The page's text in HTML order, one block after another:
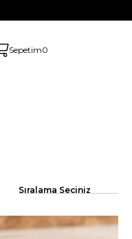
Sepetim0